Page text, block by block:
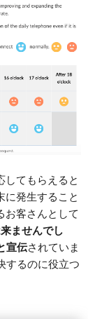
してもらえると
に発生すること
お客さんとして
ませんでし
宣伝されていま
するのに役立つ